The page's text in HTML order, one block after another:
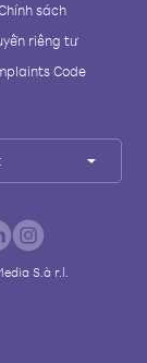
sách
riêng tư
Code
S.à r.l.